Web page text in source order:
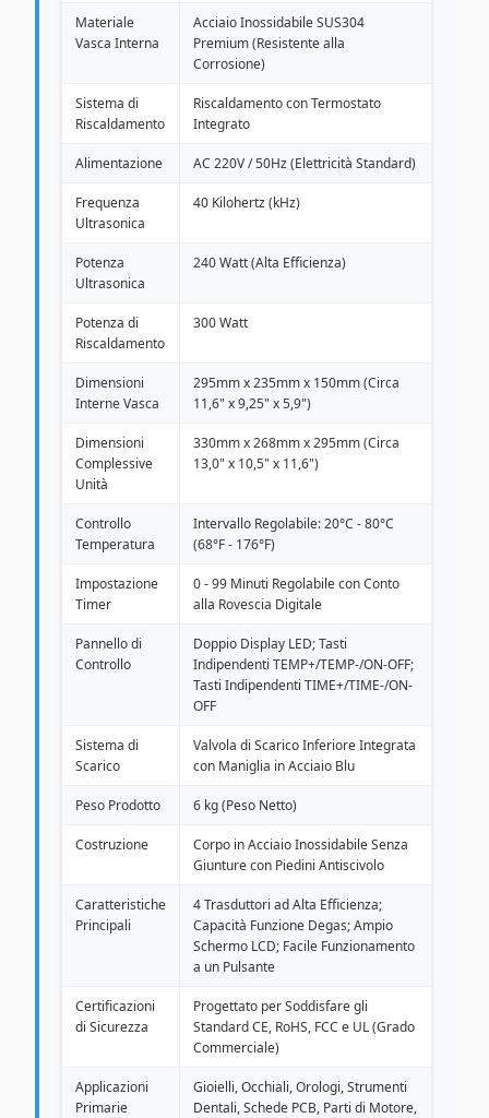
Materiale
Vasca Interna
Acciaio Inossidabile SUS304
Premium (Resistente alla
Corrosione)
Sistema di
Riscaldamento
Riscaldamento con Termostato
Integrato
Alimentazione AC 220V / 50Hz (Elettricità Standard)
Frequenza
Ultrasonica
40 Kilohertz (kHz)
Potenza
Ultrasonica
240 Watt (Alta Efficienza)
Potenza di
Riscaldamento
300 Watt
Dimensioni
Interne Vasca
295mm x 235mm x 150mm (Circa
11,6" x 9,25" x 5,9")
Dimensioni
Complessive
Unità
330mm x 268mm x 295mm (Circa
13,0" x 10,5" x 11,6")
Controllo
Temperatura
Intervallo Regolabile: 20°C - 80°C
(68°F - 176°F)
Impostazione
Timer
0 - 99 Minuti Regolabile con Conto
alla Rovescia Digitale
Pannello di
Controllo
Doppio Display LED; Tasti
Indipendenti TEMP+/TEMP-/ON-OFF;
Tasti Indipendenti TIME+/TIME-/ON-
OFF
Sistema di
Scarico
Valvola di Scarico Inferiore Integrata
con Maniglia in Acciaio Blu
Peso Prodotto 6 kg (Peso Netto)
Costruzione
Corpo in Acciaio Inossidabile Senza
Giunture con Piedini Antiscivolo
Caratteristiche
Principali
4 Trasduttori ad Alta Efficienza;
Capacità Funzione Degas; Ampio
Schermo LCD; Facile Funzionamento
a un Pulsante
Certificazioni
di Sicurezza
Progettato per Soddisfare gli
Standard CE, RoHS, FCC e UL (Grado
Commerciale)
Applicazioni
Primarie
Gioielli, Occhiali, Orologi, Strumenti
Dentali, Schede PCB, Parti di Motore,